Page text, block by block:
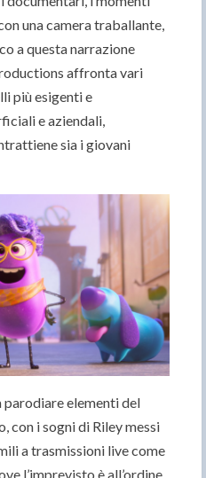
una camera traballante,
a questa narrazione
affronta vari
più esigenti e
e aziendali,
sia i giovani
parodiare elementi del
con i sogni di Riley messi
a trasmissioni live come
l’imprevisto è all’ordine